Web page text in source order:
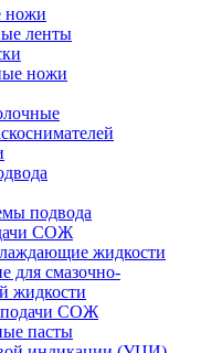
ножи
ленты
ножи
подвода
СОЖ
жидкости
для смазочно-
жидкости
подачи СОЖ
пасты